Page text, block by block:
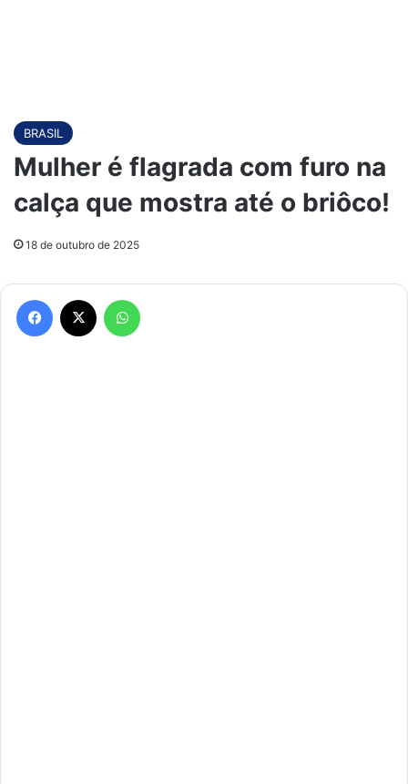
BRASIL
Mulher é flagrada com furo na
calça que mostra até o briôco!
18 de outubro de 2025
Facebook